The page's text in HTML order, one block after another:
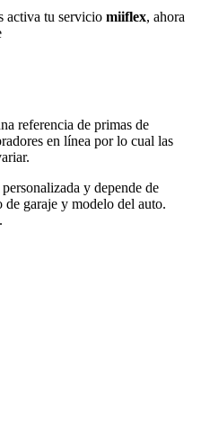
activa tu servicio miiflex, ahora
referencia de primas de
en línea por lo cual las
y depende de
de garaje y modelo del auto.